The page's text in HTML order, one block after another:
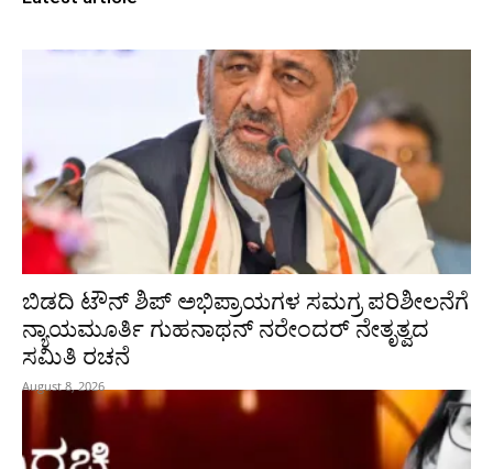
ಬಿಡದಿ ಟೌನ್ ಶಿಪ್ ಅಭಿಪ್ರಾಯಗಳ ಸಮಗ್ರ ಪರಿಶೀಲನೆಗೆ
ನ್ಯಾಯಮೂರ್ತಿ ಗುಹನಾಥನ್ ನರೇಂದರ್ ನೇತೃತ್ವದ
ಸಮಿತಿ ರಚನೆ
August 8, 2026